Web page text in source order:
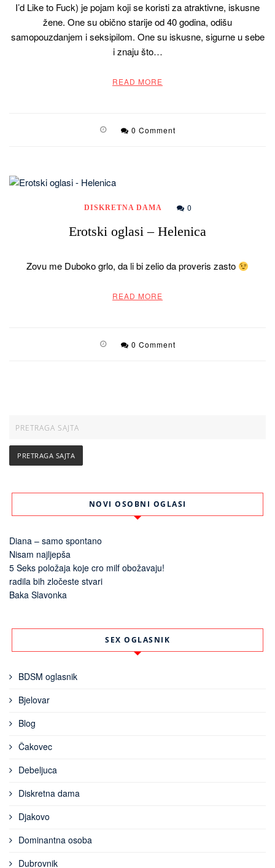
I’d Like to Fuck) je pojam koji se koristi za atraktivne, iskusne
žene. One su obično starije od 40 godina, odišu
samopouzdanjem i seksipilom. One su iskusne, sigurne u sebe
i znaju što…
READ MORE
0 Comment
DISKRETNA DAMA 0
Erotski oglasi – Helenica
Zovu me Duboko grlo, da li bi zelio da proveris zasto
READ MORE
0 Comment
NOVI OSOBNI OGLASI
Diana – samo spontano
Nisam najljepša
5 Seks položaja koje cro milf obožavaju!
radila bih zločeste stvari
Baka Slavonka
SEX OGLASNIK
BDSM oglasnik
Bjelovar
Blog
Čakovec
Debeljuca
Diskretna dama
Djakovo
Dominantna osoba
Dubrovnik